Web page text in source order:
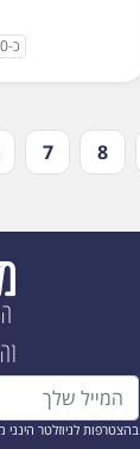
כ-90 דקות
7 8
בהצטרפות לניוזלטר